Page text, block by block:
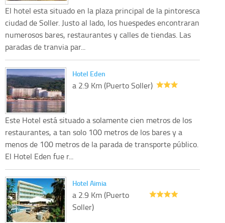
El hotel esta situado en la plaza principal de la pintoresca
ciudad de Soller. Justo al lado, los huespedes encontraran
numerosos bares, restaurantes y calles de tiendas. Las
paradas de tranvia par...
Hotel Eden
a 2.9 Km (Puerto Soller)
Este Hotel está situado a solamente cien metros de los
restaurantes, a tan solo 100 metros de los bares y a
menos de 100 metros de la parada de transporte público.
El Hotel Eden fue r...
Hotel Aimia
a 2.9 Km (Puerto
Soller)